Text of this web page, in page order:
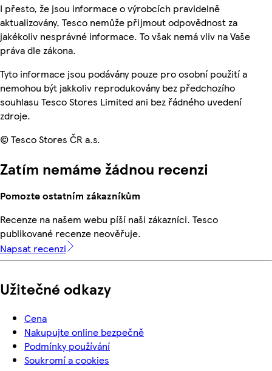
I přesto, že jsou informace o výrobcích pravidelně
aktualizovány, Tesco nemůže přijmout odpovědnost za
jakékoliv nesprávné informace. To však nemá vliv na Vaše
práva dle zákona.
Tyto informace jsou podávány pouze pro osobní použití a
nemohou být jakkoliv reprodukovány bez předchozího
souhlasu Tesco Stores Limited ani bez řádného uvedení
zdroje.
© Tesco Stores ČR a.s.
Zatím nemáme žádnou recenzi
Pomozte ostatním zákazníkům
Recenze na našem webu píší naši zákazníci. Tesco
publikované recenze neověřuje.
Napsat recenzi
Užitečné odkazy
Cena
Nakupujte online bezpečně
Podmínky používání
Soukromí a cookies